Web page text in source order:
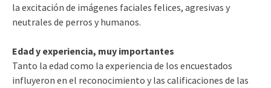
la excitación de imágenes faciales felices, agresivas y
neutrales de perros y humanos.
Edad y experiencia, muy importantes
Tanto la edad como la experiencia de los encuestados
influyeron en el reconocimiento y las calificaciones de las